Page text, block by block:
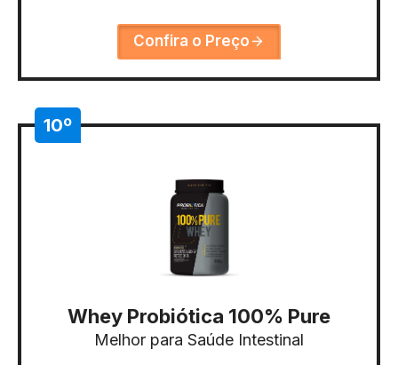
Confira o Preço
10º
Whey Probiótica 100% Pure
Melhor para Saúde Intestinal